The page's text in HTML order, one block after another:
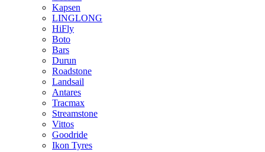
Kapsen
LINGLONG
HiFly
Boto
Bars
Durun
Roadstone
Landsail
Antares
Tracmax
Streamstone
Vittos
Goodride
Ikon Tyres